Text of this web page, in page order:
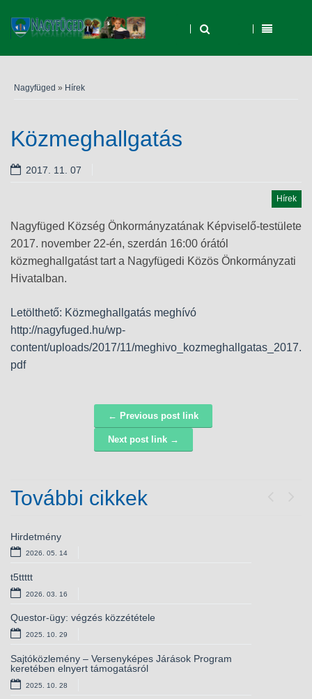
Nagyfüged » Hírek
Közmeghallgatás
2017. 11. 07
Hírek
Nagyfüged Község Önkormányzatának Képviselő-testülete
2017. november 22-én, szerdán 16:00 órától
közmeghallgatást tart a Nagyfügedi Közös Önkormányzati
Hivatalban.
Letölthető: Közmeghallgatás meghívó
http://nagyfuged.hu/wp-
content/uploads/2017/11/meghivo_kozmeghallgatas_2017.
pdf
Navigáció ← Previous post link
Next post link →
További cikkek
Hirdetmény
2026. 05. 14
t5ttttt
2026. 03. 16
Questor-ügy: végzés közzététele
2025. 10. 29
Sajtóközlemény – Versenyképes Járások Program
keretében elnyert támogatásról
2025. 10. 28
Bursa Hungarica ösztöndíjpályázat
2025. 10. 28
Versenyképes járások – elnyert támogatás
kamerarendszerhez
Európai lakossági egészségfelmérés – csatlakozzon
Ön is!
2025. 09. 11
Álláshirdetés – magasabb vezető